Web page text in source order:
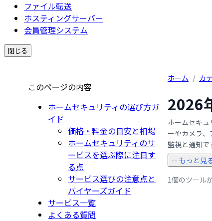
ファイル転送
ホスティングサーバー
会員管理システム
閉じる
このページの内容
ホームセキュリティの選び方ガ
イド
価格・料金の目安と相場
ホームセキュリティのサ
ービスを選ぶ際に注目す
る点
サービス選びの注意点と
バイヤーズガイド
サービス一覧
よくある質問
ホーム / カ
2026
ホームセキ
ーやカメラ、
監視と通知
-- もっと見
1個のツール